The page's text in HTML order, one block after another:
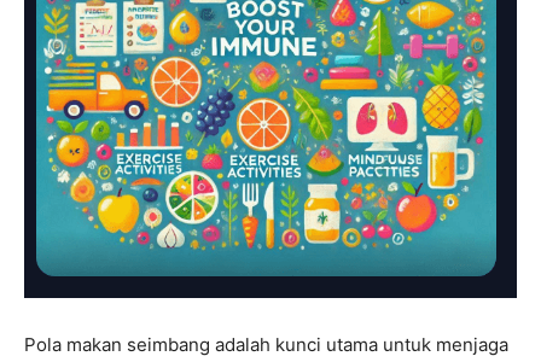
Pola makan seimbang adalah kunci utama untuk menjaga